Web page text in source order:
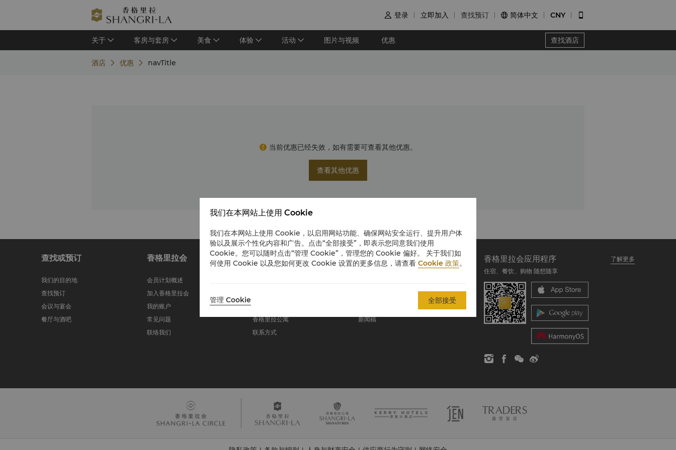
 登录 立即加入 查找预订  简体中文 CNY 
关于 客房与套房 美食 体验 活动 图片与视频 优惠 查找酒店
酒店 优惠 navTitle
当前优惠已经失效，如有需要可查看其他优惠。
查看其他优惠
查找或预订
我们的目的地
查找预订
会议与宴会
餐厅与酒吧
香格里拉会
会员计划概述
加入香格里拉会
我的账户
常见问题
联络我们
关于香格里拉集团
香格里拉公寓
联系方式
新闻稿
香格里拉会应用程序
了解更多
住宿、餐饮、购物 随想随享
我们在本网站上使用 Cookie
我们在本网站上使用 Cookie，以启用网站功能、确保网站安全运行、提升用户体
验以及展示个性化内容和广告。点击“全部接受”，即表示您同意我们使用
Cookie。您可以随时点击“管理 Cookie”，管理您的 Cookie 偏好。 关于我们如
何使用 Cookie 以及您如何更改 Cookie 设置的更多信息，请查看 Cookie 政策。
管理 Cookie 全部接受